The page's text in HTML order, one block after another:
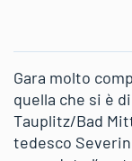
Gara molto
quella che si è
Tauplitz/Bad
tedesco